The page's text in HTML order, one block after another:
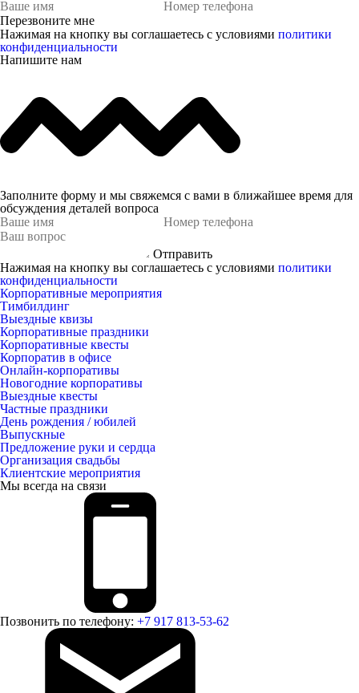
Перезвоните мне
Нажимая на кнопку вы соглашаетесь с условиями политики
конфиденциальности
Напишите нам
Заполните форму и мы свяжемся с вами в ближайшее время для
обсуждения деталей вопроса
Отправить
Нажимая на кнопку вы соглашаетесь с условиями политики
конфиденциальности
Корпоративные мероприятия
Тимбилдинг
Выездные квизы
Корпоративные праздники
Корпоративные квесты
Корпоратив в офисе
Онлайн-корпоративы
Новогодние корпоративы
Выездные квесты
Частные праздники
День рождения / юбилей
Выпускные
Предложение руки и сердца
Организация свадьбы
Клиентские мероприятия
Мы всегда на связи
Позвонить по телефону: +7 917 813-53-62